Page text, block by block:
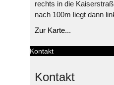
rechts in die
nach 100m liegt dann
Zur Karte...
Kontakt
Kontakt